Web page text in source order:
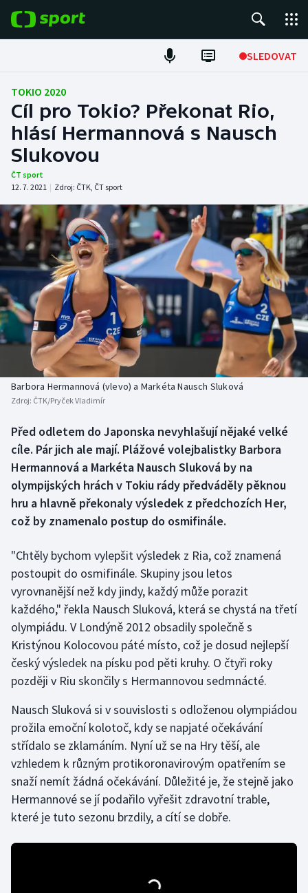
SLEDOVAT
Fotbal
Hokej
Tenis
Atletika
Cyklistika
DALŠÍ SPORTY
Americký fotbal
Baseball a softbal
Basketbal
Biatlon
Box
Curling
Dostihy
Florbal
Futsal
Golf
Gymnastika
Házená
Jezdectví
Judo
Krasobruslení
Lezení
Lyže a snowboard
NEPŘEHLÉDNĚTE
Soutěže
Historické návraty
Aplikace ČT sport
TOKIO 2020
Cíl pro Tokio? Překonat Rio,
hlásí Hermannová s Nausch
Slukovou
ČT sport
12. 7. 2021 | Zdroj: ČTK, ČT sport
Barbora Hermannová (vlevo) a Markéta Nausch Sluková
Zdroj: ČTK/Pryček Vladimír
Před odletem do Japonska nevyhlašují nějaké velké
cíle. Pár jich ale mají. Plážové volejbalistky Barbora
Hermannová a Markéta Nausch Sluková by na
olympijských hrách v Tokiu rády předváděly pěknou
hru a hlavně překonaly výsledek z předchozích Her,
což by znamenalo postup do osmifinále.
"Chtěly bychom vylepšit výsledek z Ria, což znamená
postoupit do osmifinále. Skupiny jsou letos
vyrovnanější než kdy jindy, každý může porazit
každého," řekla Nausch Sluková, která se chystá na třetí
olympiádu. V Londýně 2012 obsadily společně s
Kristýnou Kolocovou páté místo, což je dosud nejlepší
český výsledek na písku pod pěti kruhy. O čtyři roky
později v Riu skončily s Hermannovou sedmnácté.
Nausch Sluková si v souvislosti s odloženou olympiádou
prožila emoční kolotoč, kdy se napjaté očekávání
střídalo se zklamáním. Nyní už se na Hry těší, ale
vzhledem k různým protikoronavirovým opatřením se
snaží nemít žádná očekávání. Důležité je, že stejně jako
Hermannové se jí podařilo vyřešit zdravotní trable,
které je tuto sezonu brzdily, a cítí se dobře.